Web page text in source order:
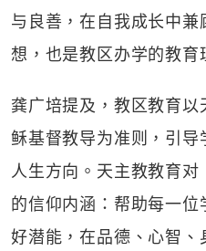
与良善，在自我成长中
想，也是教区办学的教育
龚广培提及，教区教育
稣基督教导为准则，引
人生方向。天主教教育
的信仰内涵：帮助每一
好潜能，在品德、心智